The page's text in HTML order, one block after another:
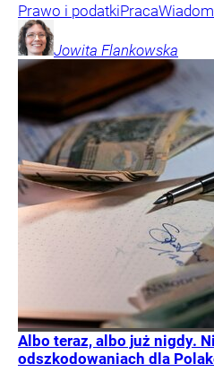
Prawo i podatkiPraca
Jowita Flankowska
Albo teraz, albo już nigdy.
odszkodowaniach dla